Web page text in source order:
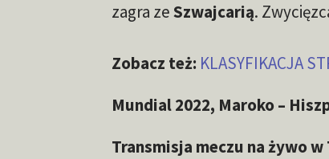
zagra zeSzwajcarią.
Zobacz też: KLASYFIKACJA
Mundial 2022, Maroko –
Transmisja meczu na żywo